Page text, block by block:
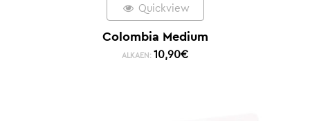
Quickview
Colombia Medium
ALKAEN: 10,90€